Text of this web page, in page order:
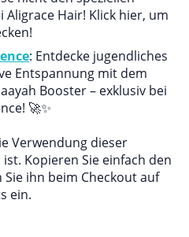
Hair! Klick hier, um
: Entdecke jugendliches
Entspannung mit dem
Booster – exklusiv bei
🚀✨
Verwendung dieser
Kopieren Sie einfach den
ihn beim Checkout auf
ein.